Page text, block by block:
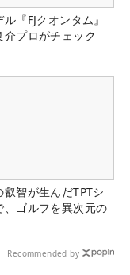
『FJクオンタム』
介プロがチェック
叡智が生んだTPTシ
、ゴルフを異次元の
Recommended by